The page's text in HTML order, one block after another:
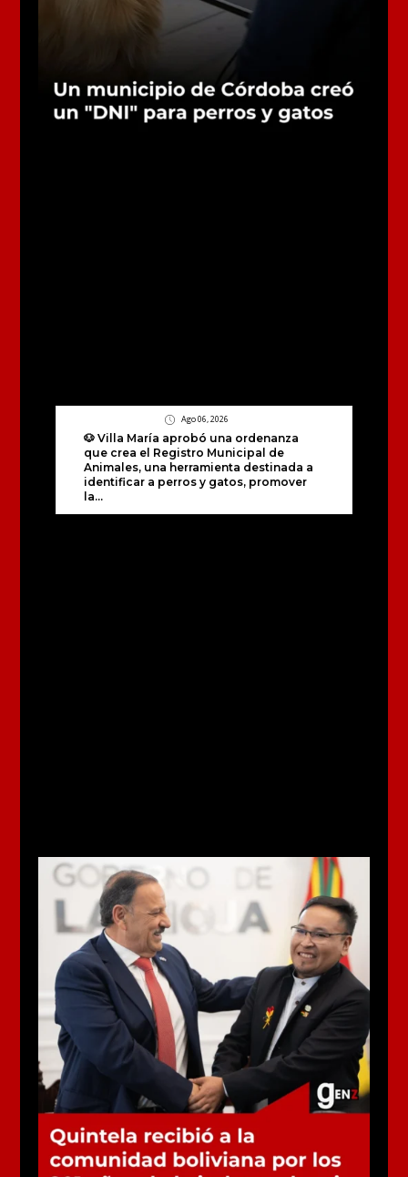
Ago 06, 2026
🐶 Villa María aprobó una ordenanza
que crea el Registro Municipal de
Animales, una herramienta destinada a
identificar a perros y gatos, promover
la...